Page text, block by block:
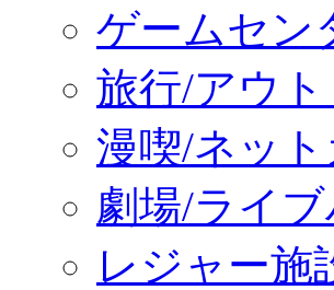
ゲームセン
旅行/アウト
漫喫/ネット
劇場/ライ
レジャー施